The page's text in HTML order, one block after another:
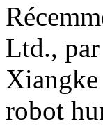
Ltd.,
robot